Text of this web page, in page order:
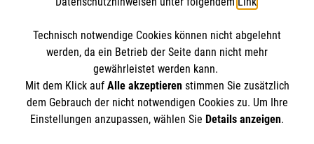
Bank: Pax-Bank
IBAN: DE26 3706 0120 1201 2260 11
BIC: GENODED1PA7
So finden Sie uns
Bahnhofstraße 5
04668 Grimma
Der Malteser Hilfsdienst e.V. ist als eingetragene
Technisch notwendige Cookies können nicht abgelehnt
werden, da ein Betrieb der Seite dann nicht mehr
gewährleistet werden kann.
Mit dem Klick auf Alle akzeptierenstimmen Sie zusätzlich
dem Gebrauch der nicht notwendigen Cookies zu. Um Ihre
Einstellungen anzupassen, wählen Sie Details anzeigen.